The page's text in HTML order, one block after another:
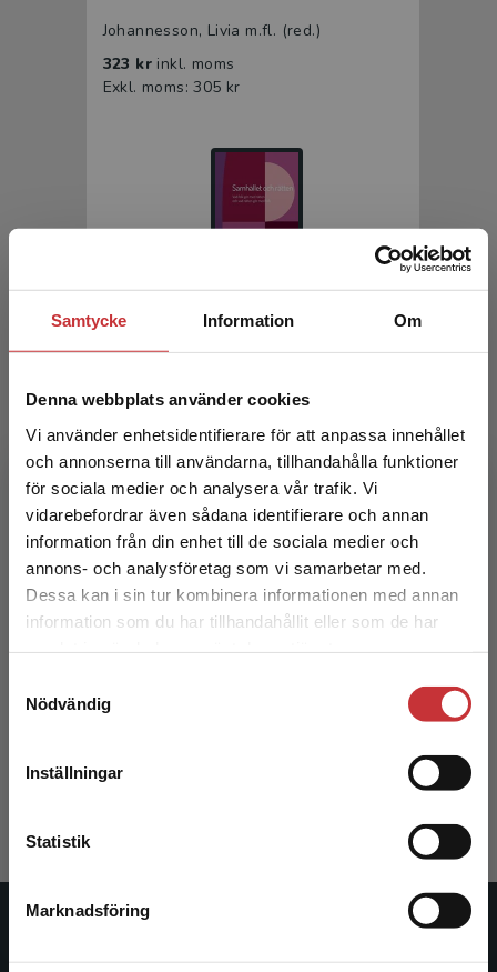
Samtycke Information Om
Denna webbplats använder cookies
Vi använder enhetsidentifierare för att anpassa innehållet
och annonserna till användarna, tillhandahålla funktioner
för sociala medier och analysera vår trafik. Vi
vidarebefordrar även sådana identifierare och annan
information från din enhet till de sociala medier och
annons- och analysföretag som vi samarbetar med.
Dessa kan i sin tur kombinera informationen med annan
information som du har tillhandahållit eller som de har
Nödvändig
Inställningar
Statistik
Marknadsföring
Begränsad fraktregion
Det verkar som att du besöker
studentlitteratur.se via en enhet utanför Sverige.
Vi erbjuder inte leveranser utanför Sverige. För
att kunna slutföra ett köp måste
Johannesson, Livia m.fl. (red.)
323 kr inkl. moms
Exkl. moms: 305 kr
Samhället och rätten
Johannesson, Livia m.fl. (red.)
Exkl. moms: 189 kr
378 kr